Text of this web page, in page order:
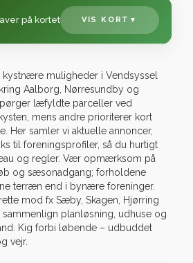
på kortet VIS KORT
3 46
© OpenStreetMap
muligheder i Vendsyssel
Aalborg, Nørresundby og
læfyldte parceller ved
mens andre prioriterer kort
Her samler vi aktuelle annoncer,
til foreningsprofiler, så du hurtigt
og regler. Vær opmærksom på
og sæsonadgang; forholdene
terræn end i bynære foreninger.
mod fx Sæby, Skagen, Hjørring
planløsning, udhuse og
Kig forbi løbende – udbuddet
vejr.